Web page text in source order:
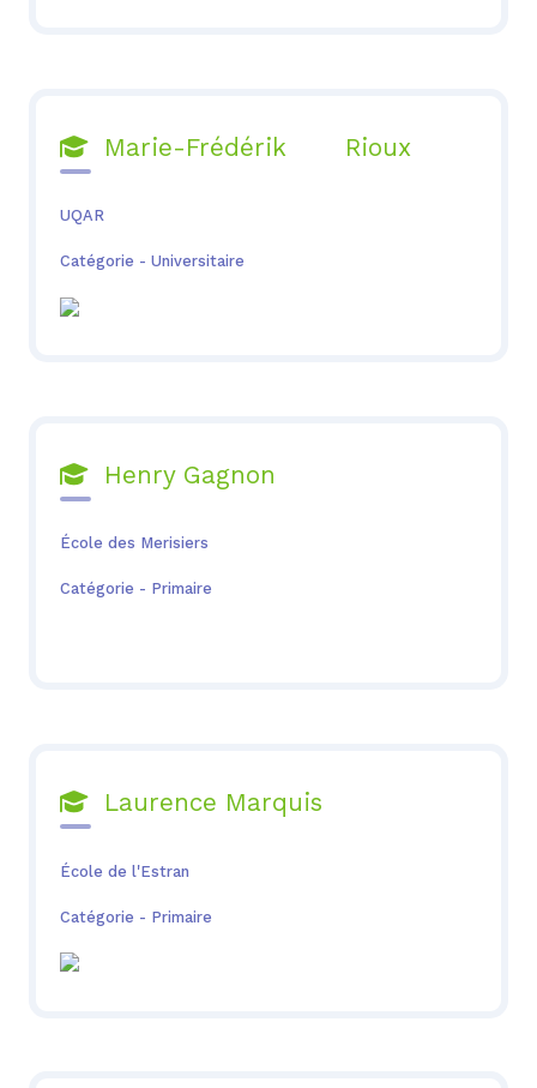
Marie-Frédérik Rioux
UQAR
Catégorie - Universitaire
Henry Gagnon
École des Merisiers
Catégorie - Primaire
Laurence Marquis
École de l'Estran
Catégorie - Primaire